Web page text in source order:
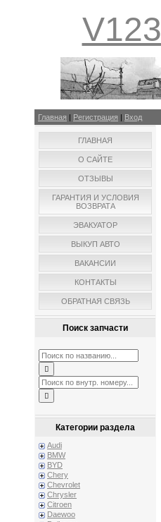
V123
Главная | Регистрация | Вход
ГЛАВНАЯ
О САЙТЕ
ОТЗЫВЫ
ГАРАНТИЯ И УСЛОВИЯ
ВОЗВРАТА
ЭВАКУАТОР
ВЫКУП АВТО
ВАКАНСИИ
КОНТАКТЫ
ОБРАТНАЯ СВЯЗЬ
Поиск запчасти
Категории раздела
Audi
BMW
BYD
Chery
Chevrolet
Chrysler
Citroen
Daewoo